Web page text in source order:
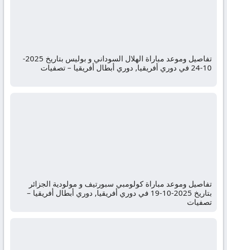
تفاصيل وموعد مباراة الهلال السوداني و بوليس بتاريخ 2025-
10-24 في دوري أفريقيا, دوري أبطال أفريقيا – تصفيات
تفاصيل وموعد مباراة كولومبي سبورتيف و مولودية الجزائر
بتاريخ 2025-10-19 في دوري أفريقيا, دوري أبطال أفريقيا –
تصفيات